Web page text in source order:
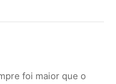
foi maior que o